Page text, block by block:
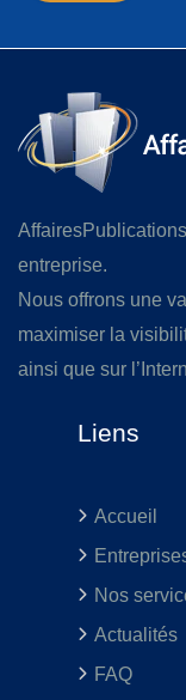
entreprise.
Nous offrons une
maximiser la
ainsi que sur
Liens
Accueil
Nos
Actualités
FAQ